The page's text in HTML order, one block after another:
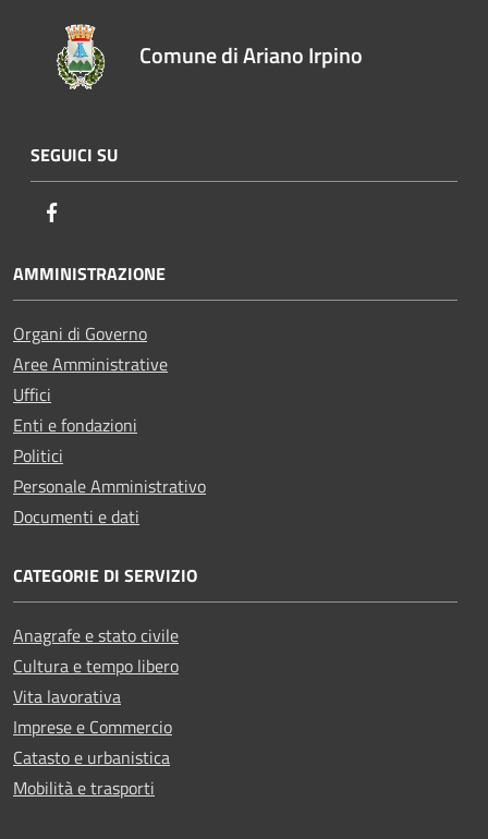
Comune di Ariano Irpino
SEGUICI SU
AMMINISTRAZIONE
Organi di Governo
Aree Amministrative
Uffici
Enti e fondazioni
Politici
Personale Amministrativo
Documenti e dati
CATEGORIE DI SERVIZIO
Anagrafe e stato civile
Cultura e tempo libero
Vita lavorativa
Imprese e Commercio
Catasto e urbanistica
Mobilità e trasporti